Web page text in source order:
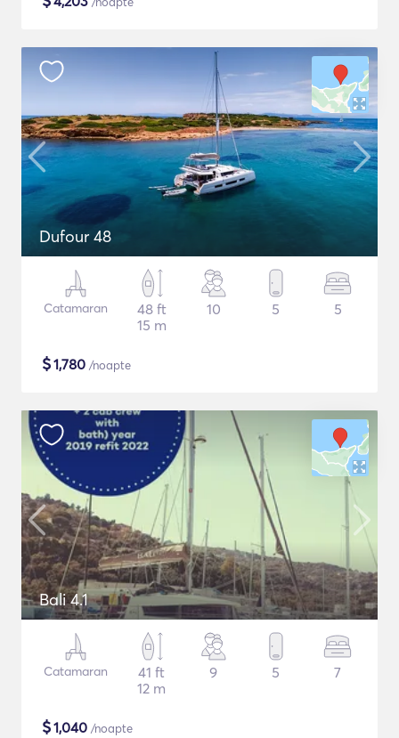
Dufour 48
Catamaran
48 ft
15 m
10 5 5
$1,780 /noapte
Bali 4.1
Catamaran
41 ft
12 m
9 5 7
$1,040 /noapte